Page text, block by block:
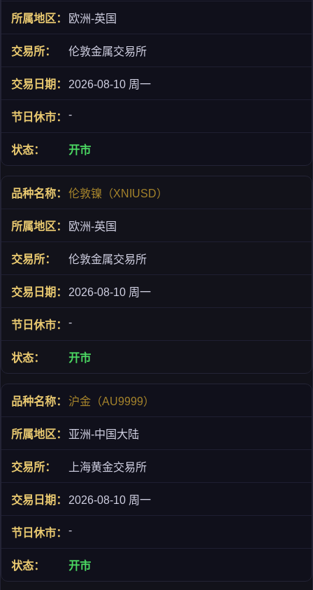
欧洲-英国
伦敦金属交易所
2026-08-10 周一
-
开市
伦敦镍（XNIUSD）
欧洲-英国
伦敦金属交易所
2026-08-10 周一
-
开市
沪金（AU9999）
亚洲-中国大陆
上海黄金交易所
2026-08-10 周一
-
开市